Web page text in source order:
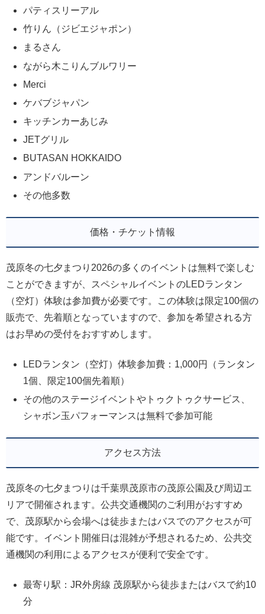
パティスリーアル
竹りん（ジビエジャポン）
まるさん
ながら木こりんブルワリー
Merci
ケバブジャパン
キッチンカーあじみ
JETグリル
BUTASAN HOKKAIDO
アンドバルーン
その他多数
価格・チケット情報
茂原冬の七夕まつり2026の多くのイベントは無料で楽しむ
ことができますが、スペシャルイベントのLEDランタン
（空灯）体験は参加費が必要です。この体験は限定100個の
販売で、先着順となっていますので、参加を希望される方
はお早めの受付をおすすめします。
LEDランタン（空灯）体験参加費：1,000円（ランタン
1個、限定100個先着順）
その他のステージイベントやトゥクトゥクサービス、
シャボン玉パフォーマンスは無料で参加可能
アクセス方法
茂原冬の七夕まつりは千葉県茂原市の茂原公園及び周辺エ
リアで開催されます。公共交通機関のご利用がおすすめ
で、茂原駅から会場へは徒歩またはバスでのアクセスが可
能です。イベント開催日は混雑が予想されるため、公共交
通機関の利用によるアクセスが便利で安全です。
最寄り駅：JR外房線 茂原駅から徒歩またはバスで約10
分